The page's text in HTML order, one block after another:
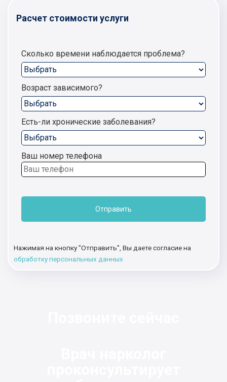
Расчет стоимости услуги
Сколько времени наблюдается проблема?
Возраст зависимого?
Есть-ли хронические заболевания?
Ваш номер телефона
Отправить
Нажимая на кнопку "Отправить", Вы даете согласие на
обработку персональных данных